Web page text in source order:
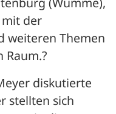
mit der
weiteren Themen
Raum.?
diskutierte
stellten sich